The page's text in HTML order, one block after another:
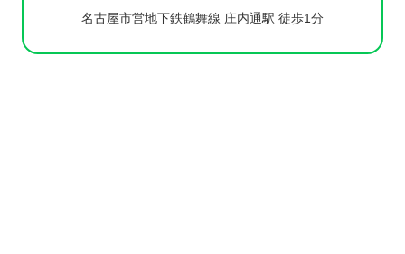
名古屋市営地下鉄鶴舞線 庄内通駅 徒歩1分